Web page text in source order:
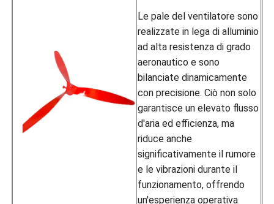
Le pale del ventilatore sono
realizzate in lega di alluminio
ad alta resistenza di grado
aeronautico e sono
bilanciate dinamicamente
con precisione. Ciò non solo
garantisce un elevato flusso
d'aria ed efficienza, ma
riduce anche
significativamente il rumore
e le vibrazioni durante il
funzionamento, offrendo
un'esperienza operativa